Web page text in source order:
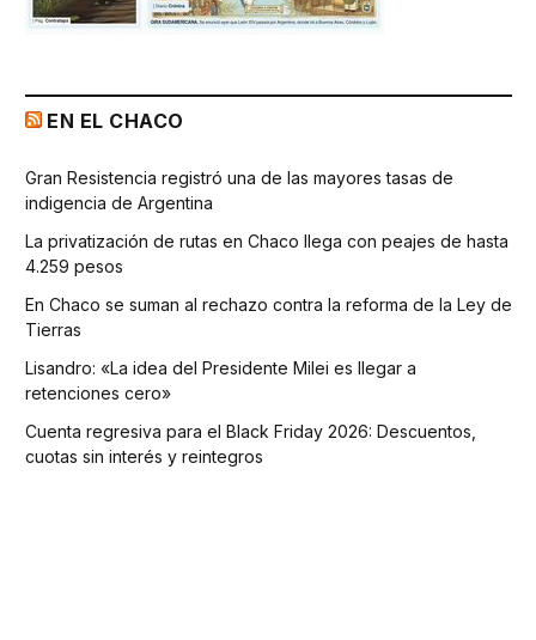
EN EL CHACO
Gran Resistencia registró una de las mayores tasas de
indigencia de Argentina
La privatización de rutas en Chaco llega con peajes de hasta
4.259 pesos
En Chaco se suman al rechazo contra la reforma de la Ley de
Tierras
Lisandro: «La idea del Presidente Milei es llegar a
retenciones cero»
Cuenta regresiva para el Black Friday 2026: Descuentos,
cuotas sin interés y reintegros